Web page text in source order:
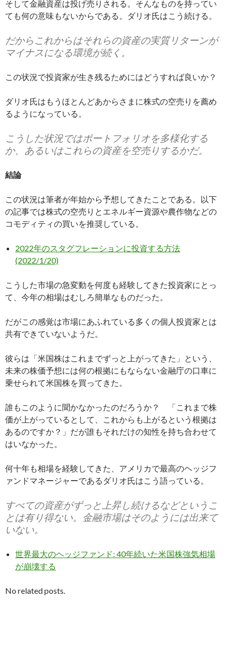
そして金融資産は投げ売りされる。そんなものを持ってい
ても何の意味もないからである。ダリオ氏はこう続ける。
だからこれからはそれらの資産の実質リターンが
マイナスになる環境が続く。
この状況で投資家が生き残るためにはどうすれば良いか？
ダリオ氏はもうほとんどあからさまに株式の空売りを薦め
るようになっている。
こうした状況ではポートフォリオを多様化する
か、あるいはこれらの資産を空売りするかだ。
結論
この状況は筆者が年始から予想してきたことである。以下
の記事では株式の空売りとエネルギー資源や農作物などの
コモディティの買いを推奨している。
2022年のスタグフレーションに投資する方法
(2022/1/20)
こうした市場の急変動を何度も経験してきた投資家にとっ
て、今年の相場はむしろ簡単なものだった。
だがこの感覚は市場にあふれている多くの個人投資家とは
共有できていないようだ。
彼らは「米国株はこれまでずっと上がってきた」という、
未来の株価予想には何の根拠にもならない金融庁の口車に
乗せられて米国株を買ってきた。
誰もこのように聞かなかったのだろうか？ 「これまで株
価が上がっているとして、これからも上がるという根拠は
あるのですか？」だが誰もそれだけの知性を持ち合わせて
はいなかった。
何十年も相場を経験してきた、アメリカで最高のヘッジフ
ァンドマネージャーであるダリオ氏はこう語っている。
すべての資産がずっと上昇し続けるなどというこ
とは有り得ない。金融市場はそのようには出来て
いない。
世界最大のヘッジファンド: 40年続いた米国株強気相場
が崩壊する
No related posts.